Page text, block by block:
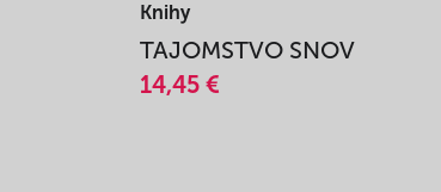
Knihy
TAJOMSTVO SNOV
14,45 €